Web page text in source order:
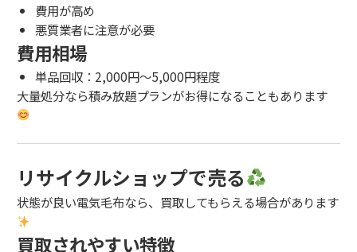
費用が高め
悪質業者に注意が必要
費用相場
単品回収：2,000円〜5,000円程度
大量処分なら積み放題プランがお得になることもあります
リサイクルショップで売る
状態が良い電気毛布なら、買取してもらえる場合があります
買取されやすい特徴